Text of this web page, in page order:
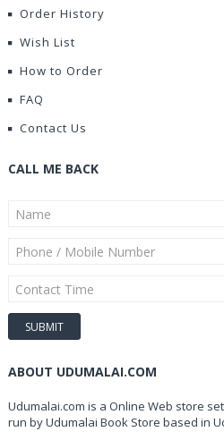
Order History
Wish List
How to Order
FAQ
Contact Us
CALL ME BACK
ABOUT UDUMALAI.COM
Udumalai.com is a Online Web store
run by Udumalai Book Store based in